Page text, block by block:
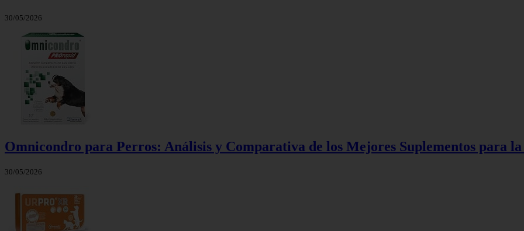
30/05/2026
Omnicondro para Perros: Análisis y Comparativa de los Mejores Suplementos para
30/05/2026